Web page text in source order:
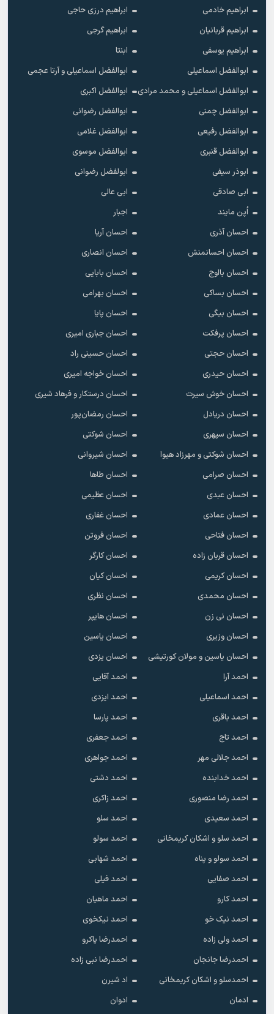
ابراهیم خادمی
ابراهیم درزی حاجی
ابراهیم قربانیان
ابراهیم گرجی
ابراهیم یوسفی
ابنتا
ابوالفضل اسماعیلی
ابوالفضل اسماعیلی و آرتا عجمی
ابوالفضل اسماعیلی و محمد مرادی
ابوالفضل اکبری
ابوالفضل چمنی
ابوالفضل رضوانی
ابوالفضل رفیعی
ابوالفضل غلامی
ابوالفضل قنبری
ابوالفضل موسوی
ابوذر سیفی
ابولفضل رضوانی
ابی صادقی
ابی عالی
اُپن مایند
اجبار
احسان آذری
احسان آریا
احسان احسانمنش
احسان انصاری
احسان بااوج
احسان بابایی
احسان بساکی
احسان بهرامی
احسان بیگی
احسان پایا
احسان پرفکت
احسان جباری امیری
احسان حجتی
احسان حسینی راد
احسان حیدری
احسان خواجه امیری
احسان خوش سیرت
احسان درستکار و فرهاد شیرى
احسان دریادل
احسان رمضان‌پور
احسان سپهری
احسان شوکتی
احسان شوکتی و مهرزاد هیوا
احسان شیروانی
احسان صرامی
احسان طاها
احسان عبدی
احسان عظیمی
احسان عمادی
احسان غفاری
احسان فتاحی
احسان فروتن
احسان قربان زاده
احسان کارگر
احسان کریمی
احسان کیان
احسان محمدی
احسان نظری
احسان نی زن
احسان هایپر
احسان وزیری
احسان یاسین
احسان یاسین و مولان کورتیشی
احسان یزدی
احمد آرا
احمد آقایی
احمد اسماعیلی
احمد ایزدی
احمد باقری
احمد پارسا
احمد تاج
احمد جعفری
احمد جلالی مهر
احمد جواهری
احمد خدابنده
احمد دشتی
احمد رضا منصوری
احمد زاکری
احمد سعیدی
احمد سلو
احمد سلو و اشکان کریمخانی
احمد سولو
احمد سولو و پناه
احمد شهابی
احمد صفایی
احمد فیلی
احمد کارو
احمد ماهیان
احمد نیک خو
احمد نیکخوی
احمد ولی زاده
احمدرضا پاکرو
احمدرضا جانجان
احمدرضا نبی زاده
احمدسلو و اشکان کریمخانی
اد شیرن
ادمان
ادوان